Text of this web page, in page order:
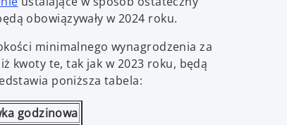
obowiązywały w 2024 roku.
minimalnego wynagrodzenia za
kwoty te, tak jak w 2023 roku, będą
poniższa tabela:
godzinowa